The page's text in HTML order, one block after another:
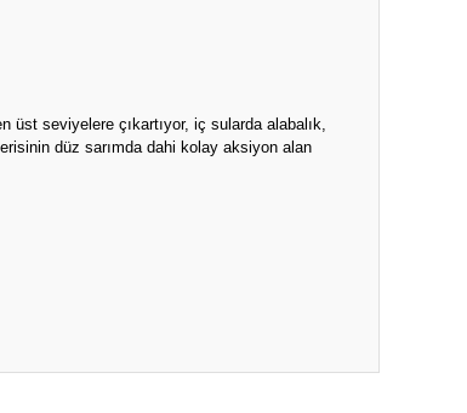
üst seviyelere çıkartıyor, iç sularda alabalık,
düz sarımda dahi kolay aksiyon alan